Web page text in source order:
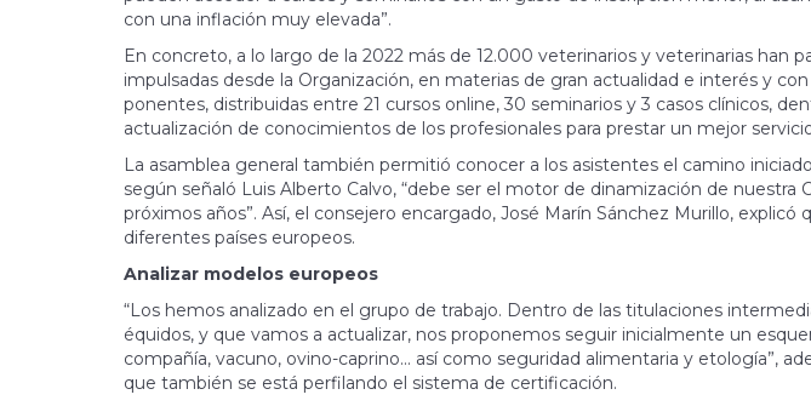
con una inflación muy elevada”.
En concreto, a lo largo de la 2022 más de 12.000 veterinarios y veterinarias han
impulsadas desde la Organización, en materias de gran actualidad e interés y
ponentes, distribuidas entre 21 cursos online, 30 seminarios y 3 casos clínicos,
actualización de conocimientos de los profesionales para prestar un mejor
La asamblea general también permitió conocer a los asistentes el camino
según señaló Luis Alberto Calvo, “debe ser el motor de dinamización de nuestra
próximos años”. Así, el consejero encargado, José Marín Sánchez Murillo, explicó
diferentes países europeos.
Analizar modelos europeos
“Los hemos analizado en el grupo de trabajo. Dentro de las titulaciones
équidos, y que vamos a actualizar, nos proponemos seguir inicialmente un
compañía, vacuno, ovino-caprino... así como seguridad alimentaria y etología”,
que también se está perfilando el sistema de certificación.